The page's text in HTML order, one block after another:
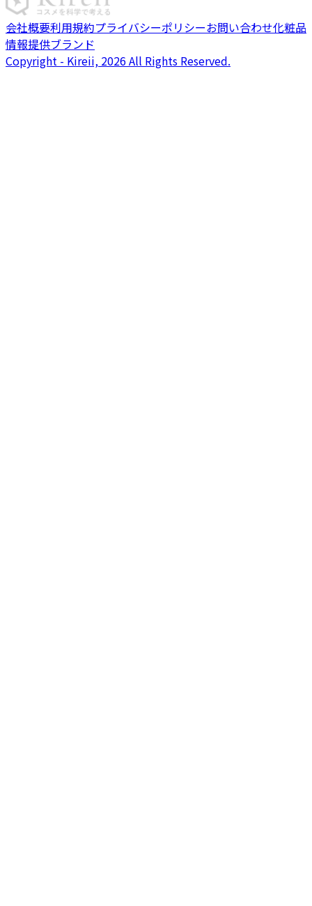
会社概要利用規約プライバシーポリシーお問い合わせ化粧品
情報提供ブランド
Copyright - Kireii, 2026 All Rights Reserved.